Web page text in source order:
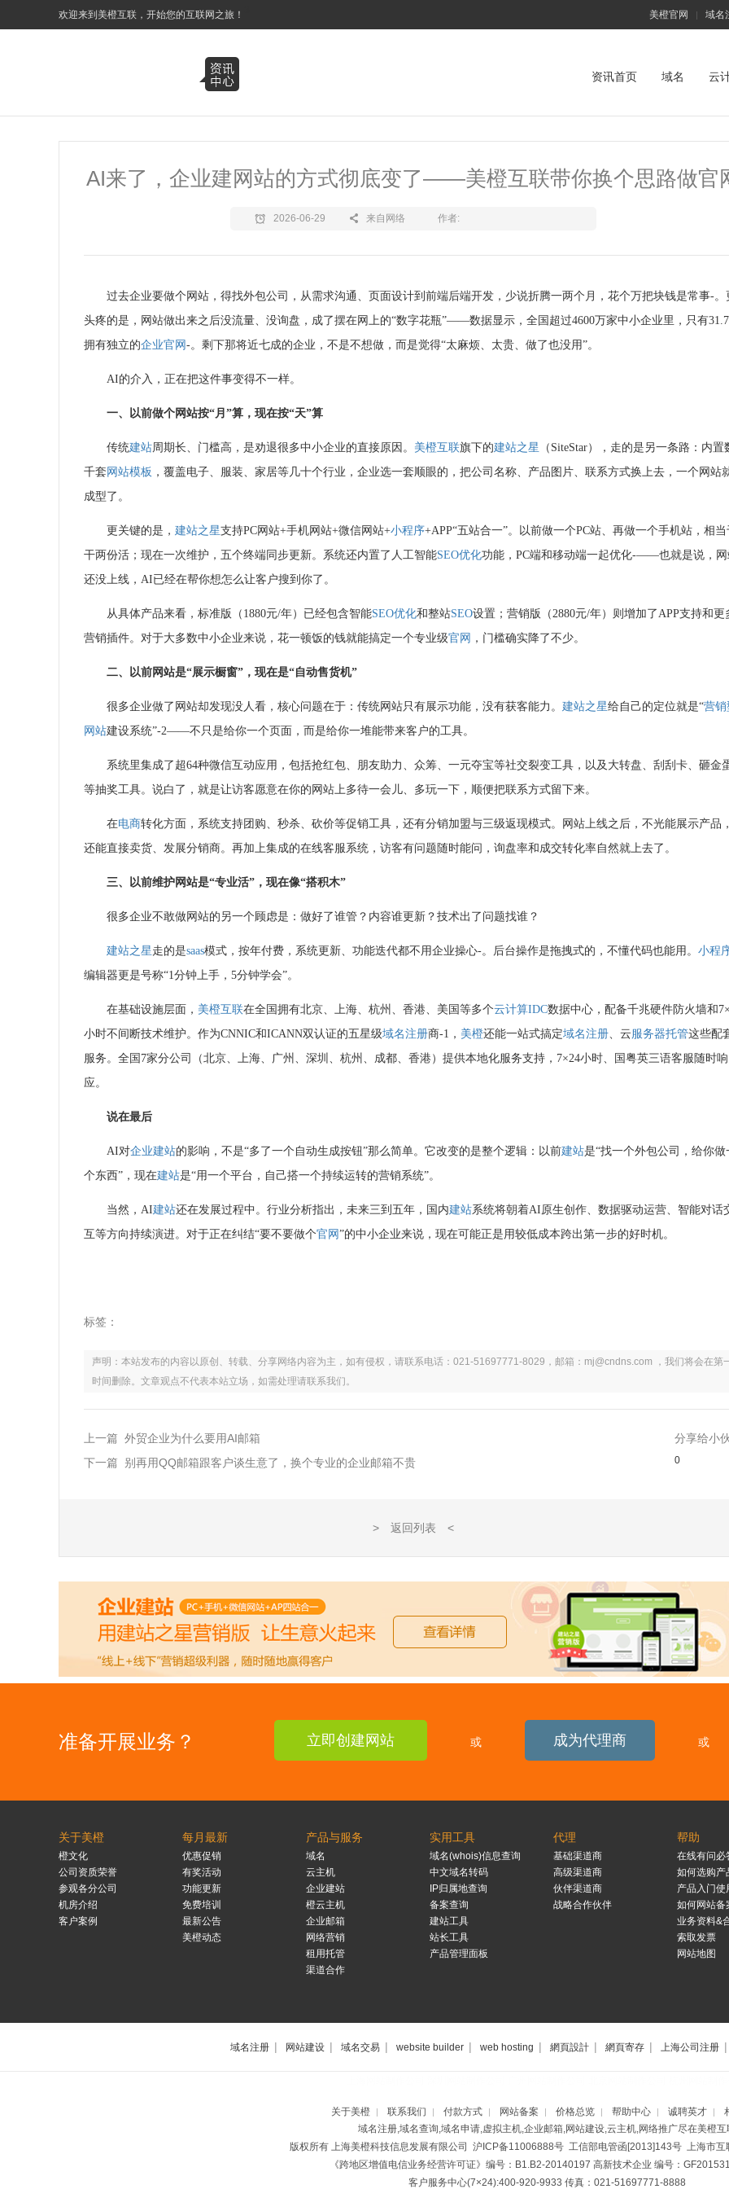
欢迎来到美橙互联，开始您的互联网之旅！ 美橙官网 | 域名
资讯首页 域名 云
AI来了，企业建网站的方式彻底变了——美橙互联带你换个思路做官
2026-06-29 来自网络 作者:
过去企业要做个网站，得找外包公司，从需求沟通、页面设计到前端后端开发，少说折腾一两个月，花个万把块钱是常事-。
头疼的是，网站做出来之后没流量、没询盘，成了摆在网上的“数字花瓶”——数据显示，全国超过4600万家中小企业里，只有
拥有独立的企业官网 -。剩下那将近七成的企业，不是不想做，而是觉得“太麻烦、太贵、做了也没用”。
AI的介入，正在把这件事变得不一样。
一、以前做个网站按“月”算，现在按“天”算
传统建站周期长、门槛高，是劝退很多中小企业的直接原因 。 美橙互联旗下的建站之星 （SiteStar），走的是另一条路：内置
千套 网站模板 ，覆盖电子、服装、家居等几十个行业 ，企业选一套顺眼的，把公司名称、产品图片、联系方式换上去，一个网站
成型了 。
更关键的是， 建站之星支持PC网站+手机网站+微信网站+小程序+APP“五站合一”。以前做一个PC站、再做一个手机站，相当
干两份活；现在一次维护，五个终端同步更新。系统还内置了人工智能SEO优化功能，PC端和移动端一起优化-——也就是说，网
还没上线，AI已经在帮你想怎么让客户搜到你了。
从具体产品来看，标准版（1880元/年）已经包含智能SEO优化和整站SEO设置；营销版（2880元/年）则增加了APP支持和更
营销插件。对于大多数中小企业来说，花一顿饭的钱就能搞定一个专业级官网 ，门槛确实降了不少。
二、以前网站是“展示橱窗”，现在是“自动售货机”
很多企业做了网站却发现没人看，核心问题在于：传统网站只有展示功能，没有获客能力。 建站之星给自己的定位就是“营销
网站建设系统”-2——不只是给你一个页面，而是给你一堆能带来客户的工具。
系统里集成了超64种微信互动应用 ，包括抢红包、朋友助力、众筹、一元夺宝等社交裂变工具，以及大转盘、刮刮卡、砸金
等抽奖工具。说白了，就是让访客愿意在你的网站上多待一会儿、多玩一下，顺便把联系方式留下来。
在电商转化方面，系统支持团购、秒杀、砍价等促销工具，还有分销加盟与三级返现模式。网站上线之后，不光能展示产品，
还能直接卖货、发展分销商。再加上集成的在线客服系统，访客有问题随时能问，询盘率和成交转化率自然就上去了 。
三、以前维护网站是“专业活”，现在像“搭积木”
很多企业不敢做网站的另一个顾虑是：做好了谁管？内容谁更新？技术出了问题找谁？
建站之星走的是saas模式，按年付费，系统更新、功能迭代都不用企业操心-。后台操作是拖拽式的，不懂代码也能用 。 小程
编辑器更是号称“1分钟上手，5分钟学会”。
在基础设施层面， 美橙互联在全国拥有北京、上海、杭州、香港、美国等多个云计算IDC数据中心 ，配备千兆硬件防火墙和
小时不间断技术维护。作为CNNIC和ICANN双认证的五星级域名注册商-1 ， 美橙还能一站式搞定域名注册、云服务器托管这些配
服务。全国7家分公司（北京、上海、广州、深圳、杭州、成都、香港）提供本地化服务支持 ，7×24小时、国粤英三语客服随时响
应。
说在最后
AI对企业建站的影响，不是“多了一个自动生成按钮”那么简单。它改变的是整个逻辑：以前建站是“找一个外包公司，给你做
个东西”，现在建站是“用一个平台，自己搭一个持续运转的营销系统”。
当然，AI建站还在发展过程中。行业分析指出，未来三到五年，国内建站系统将朝着AI原生创作、数据驱动运营、智能对话
互等方向持续演进。对于正在纠结“要不要做个官网 ”的中小企业来说，现在可能正是用较低成本跨出第一步的好时机。
标签：
声明：本站发布的内容以原创、转载、分享网络内容为主，如有侵权，请联系电话：021-51697771-8029，邮箱：mj@cndns.com ，我们将会在第
时间删除。文章观点不代表本站立场，如需处理请联系我们。
上一篇 外贸企业为什么要用AI邮箱
下一篇 别再用QQ邮箱跟客户谈生意了，换个专业的企业邮箱不贵
分享给小
0
> 返回列表 <
准备开展业务？ 立即创建网站 或 成为代理商 或
关于美橙
橙文化
公司资质荣誉
参观各分公司
机房介绍
客户案例
每月最新
优惠促销
有奖活动
功能更新
免费培训
最新公告
美橙动态
产品与服务
域名
云主机
企业建站
橙云主机
企业邮箱
网络营销
租用托管
渠道合作
实用工具
域名(whois)信息查询
中文域名转码
IP归属地查询
备案查询
建站工具
站长工具
产品管理面板
代理
基础渠道商
高级渠道商
伙伴渠道商
战略合作伙伴
帮助
在线有问必
如何选购产
产品入门使
如何网站备
业务资料&
索取发票
网站地图
域名注册 | 网站建设 | 域名交易 | website builder | web hosting | 網頁設計 | 網頁寄存 | 上海公司注册 |
关于美橙 | 联系我们 | 付款方式 | 网站备案 | 价格总览 | 帮助中心 | 诚聘英才 |
域名注册,域名查询,域名申请,虚拟主机,企业邮箱,网站建设,云主机,网络推广尽在美橙互
版权所有 上海美橙科技信息发展有限公司 沪ICP备11006888号 工信部电管函[2013]143号 上海市互
《跨地区增值电信业务经营许可证》编号：B1.B2-20140197 高新技术企业 编号：
客户服务中心(7×24):400-920-9933 传真：021-51697771-8888